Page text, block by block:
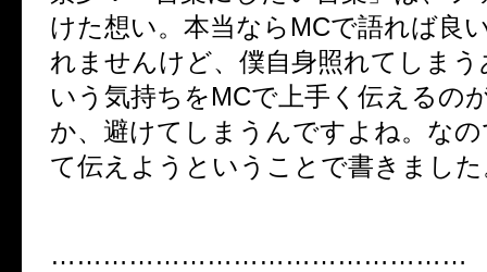
けた想い。本当ならMCで語れば良
れませんけど、僕自身照れてしま
いう気持ちをMCで上手く伝えるの
か、避けてしまうんですよね。な
て伝えようということで書きまし
…………………………………………